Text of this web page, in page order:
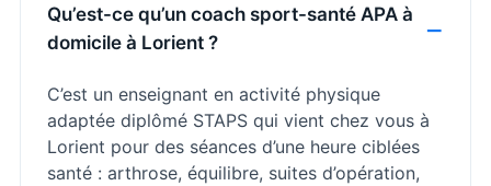
Qu’est-ce qu’un coach sport-santé APA à
domicile à Lorient ?
C’est un enseignant en activité physique
adaptée diplômé STAPS qui vient chez vous à
Lorient pour des séances d’une heure ciblées
santé : arthrose, équilibre, suites d’opération,